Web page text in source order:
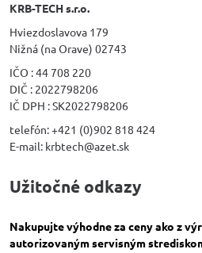
KRB-TECH s.r.o.
Hviezdoslavova 179
Nižná (na Orave) 02743
IČO : 44 708 220
DIČ : 2022798206
IČ DPH : SK2022798206
telefón: +421 (0)902 818 424
E-mail: krbtech@azet.sk
Užitočné odkazy
Nakupujte výhodne za ceny ako z
autorizovaným servisným